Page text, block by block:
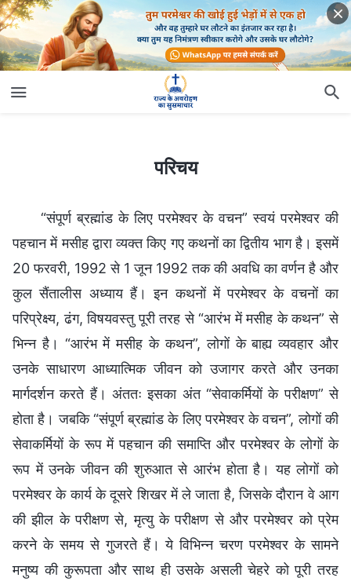
परिचय
“संपूर्ण ब्रह्मांड के लिए परमेश्वर के वचन” स्वयं परमेश्वर की
पहचान में मसीह द्वारा व्यक्त किए गए कथनों का द्वितीय भाग है। इसमें
20 फरवरी, 1992 से 1 जून 1992 तक की अवधि का वर्णन है और
कुल सैंतालीस अध्याय हैं। इन कथनों में परमेश्वर के वचनों का
परिप्रेक्ष्य, ढंग, विषयवस्तु पूरी तरह से “आरंभ में मसीह के कथन” से
भिन्न है। “आरंभ में मसीह के कथन”, लोगों के बाह्य व्यवहार और
उनके साधारण आध्यात्मिक जीवन को उजागर करते और उनका
मार्गदर्शन करते हैं। अंततः इसका अंत “सेवाकर्मियों के परीक्षण” से
होता है। जबकि “संपूर्ण ब्रह्मांड के लिए परमेश्वर के वचन”, लोगों की
सेवाकर्मियों के रूप में पहचान की समाप्ति और परमेश्वर के लोगों के
रूप में उनके जीवन की शुरुआत से आरंभ होता है। यह लोगों को
परमेश्वर के कार्य के दूसरे शिखर में ले जाता है, जिसके दौरान वे आग
की झील के परीक्षण से, मृत्यु के परीक्षण से और परमेश्वर को प्रेम
करने के समय से गुजरते हैं। ये विभिन्न चरण परमेश्वर के सामने
मनुष्य की कुरूपता और साथ ही उसके असली चेहरे को पूरी तरह